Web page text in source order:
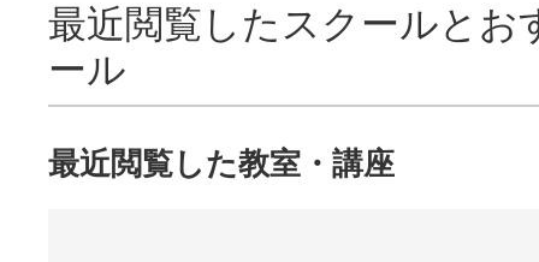
最近閲覧したスクールとお
ール
最近閲覧した教室・講座